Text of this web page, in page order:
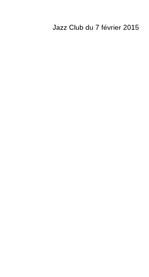
Jazz Club du 7 février 2015